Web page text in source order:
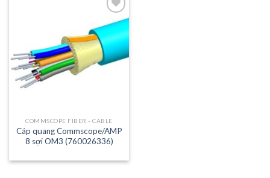
Add to
wishlist
COMMSCOPE FIBER - CABLE
Cáp quang Commscope/AMP
8 sợi OM3 (760026336)